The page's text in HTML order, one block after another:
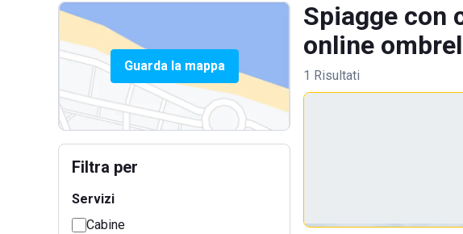
Guarda la mappa
Filtra per
Servizi
Cabine
Spiagge con
online
1 Risultati